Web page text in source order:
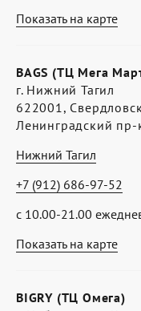
Показать на карте
Показать на карте
BAGS (ТЦ Мега
г. Нижний Тагил
622001,
Ленинградский
Нижний Тагил
с 10.00-21.00
+7 (912) 686-97-52
BIGRY (ТЦ Омега)